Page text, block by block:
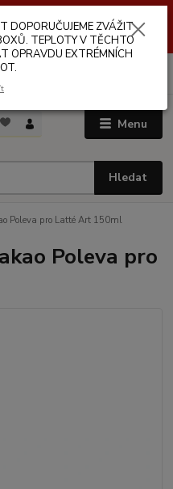
BOXECH MŮŽE DOSAHOVAT
HODNOT.
Menu
Hledat
Poleva pro Latté Art 150ml
Poleva pro
DOPORUČUJEME ZVÁŽIT
TEPLOTY V TĚCHTO
OPRAVDU EXTRÉMNÍCH